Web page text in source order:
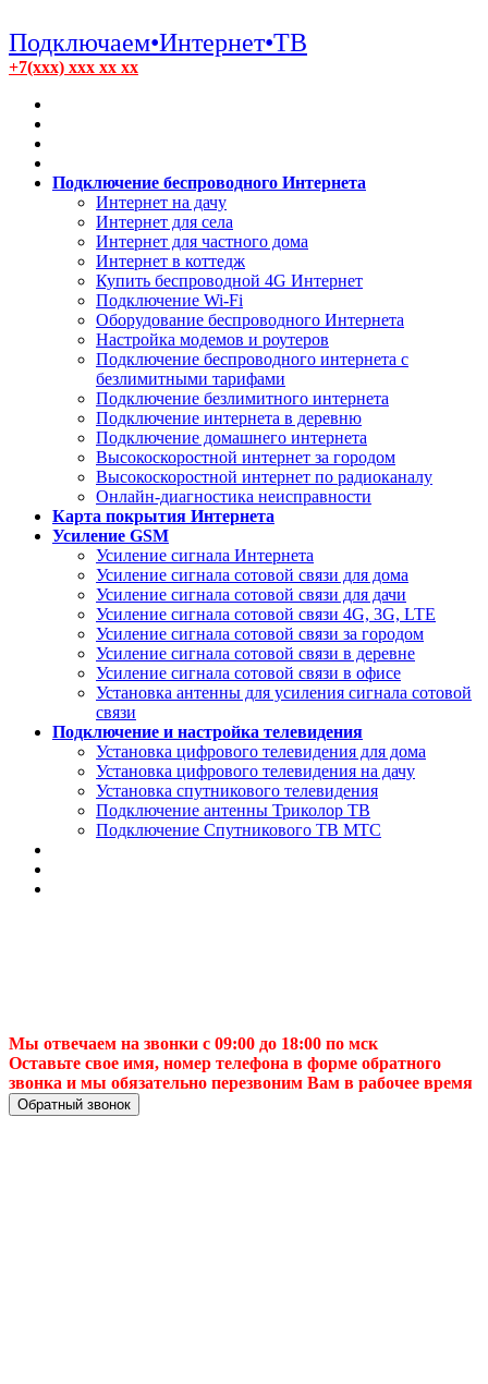
Подключаем•Интернет•ТВ
+7(xxx) xxx xx xx
Подключение беспроводного Интернета
Интернет на дачу
Интернет для села
Интернет для частного дома
Интернет в коттедж
Купить беспроводной 4G Интернет
Подключение Wi-Fi
Оборудование беспроводного Интернета
Настройка модемов и роутеров
Подключение беспроводного интернета с
безлимитными тарифами
Подключение безлимитного интернета
Подключение интернета в деревню
Подключение домашнего интернета
Высокоскоростной интернет за городом
Высокоскоростной интернет по радиоканалу
Онлайн-диагностика неисправности
Карта покрытия Интернета
Усиление GSM
Усиление сигнала Интернета
Усиление сигнала сотовой связи для дома
Усиление сигнала сотовой связи для дачи
Усиление сигнала сотовой связи 4G, 3G, LTE
Усиление сигнала сотовой связи за городом
Усиление сигнала сотовой связи в деревне
Усиление сигнала сотовой связи в офисе
Установка антенны для усиления сигнала сотовой
связи
Подключение и настройка телевидения
Установка цифрового телевидения для дома
Установка цифрового телевидения на дачу
Установка спутникового телевидения
Подключение антенны Триколор ТВ
Подключение Спутникового ТВ МТС
Мы отвечаем на звонки с 09:00 до 18:00 по мск
Оставьте свое имя, номер телефона в форме обратного
звонка и мы обязательно перезвоним Вам в рабочее время
Обратный звонок